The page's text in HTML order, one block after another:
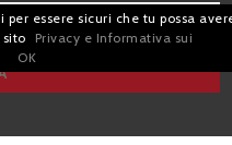
essere sicuri che tu possa
Privacy e Informativa sui
OK